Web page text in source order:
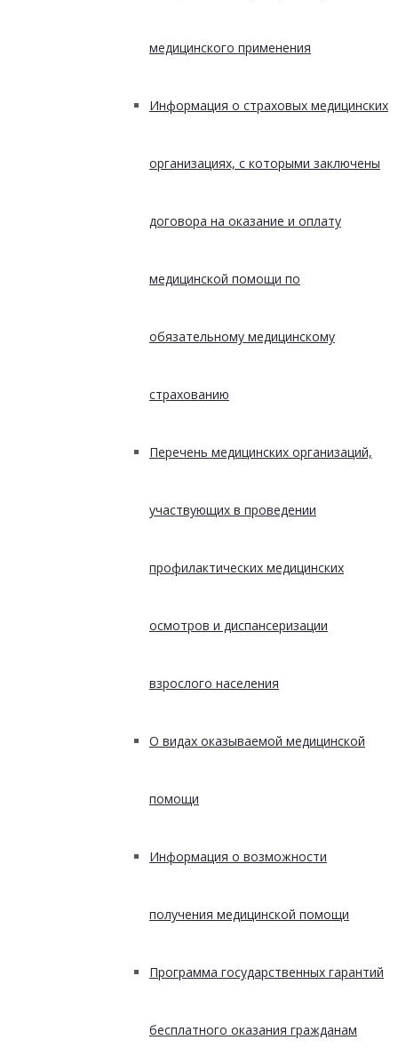
медицинского применения
Информация о страховых медицинских
организациях, с которыми заключены
договора на оказание и оплату
медицинской помощи по
обязательному медицинскому
страхованию
Перечень медицинских организаций,
участвующих в проведении
профилактических медицинских
осмотров и диспансеризации
взрослого населения
О видах оказываемой медицинской
помощи
Информация о возможности
получения медицинской помощи
Программа государственных гарантий
бесплатного оказания гражданам